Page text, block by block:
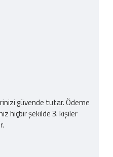
güvende tutar. Ödeme
hiçbir şekilde 3. kişiler